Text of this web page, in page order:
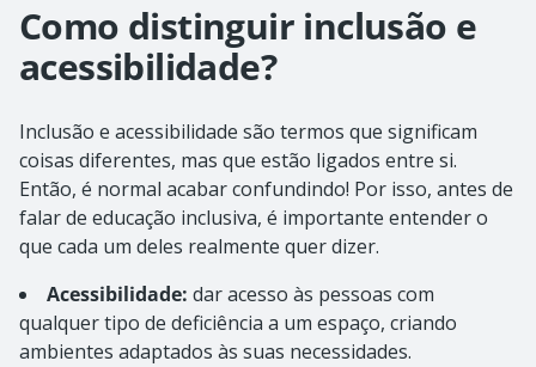
Como distinguir inclusão e
acessibilidade?
Inclusão e acessibilidade são termos que significam
coisas diferentes, mas que estão ligados entre si.
Então, é normal acabar confundindo! Por isso, antes de
falar de educação inclusiva, é importante entender o
que cada um deles realmente quer dizer.
Acessibilidade: dar acesso às pessoas com
qualquer tipo de deficiência a um espaço, criando
ambientes adaptados às suas necessidades.